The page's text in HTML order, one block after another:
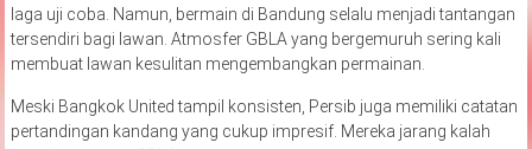
laga uji coba. Namun, bermain di Bandung selalu menjadi tantangan
tersendiri bagi lawan. Atmosfer GBLA yang bergemuruh sering kali
membuat lawan kesulitan mengembangkan permainan.
Meski Bangkok United tampil konsisten, Persib juga memiliki catatan
pertandingan kandang yang cukup impresif. Mereka jarang kalah